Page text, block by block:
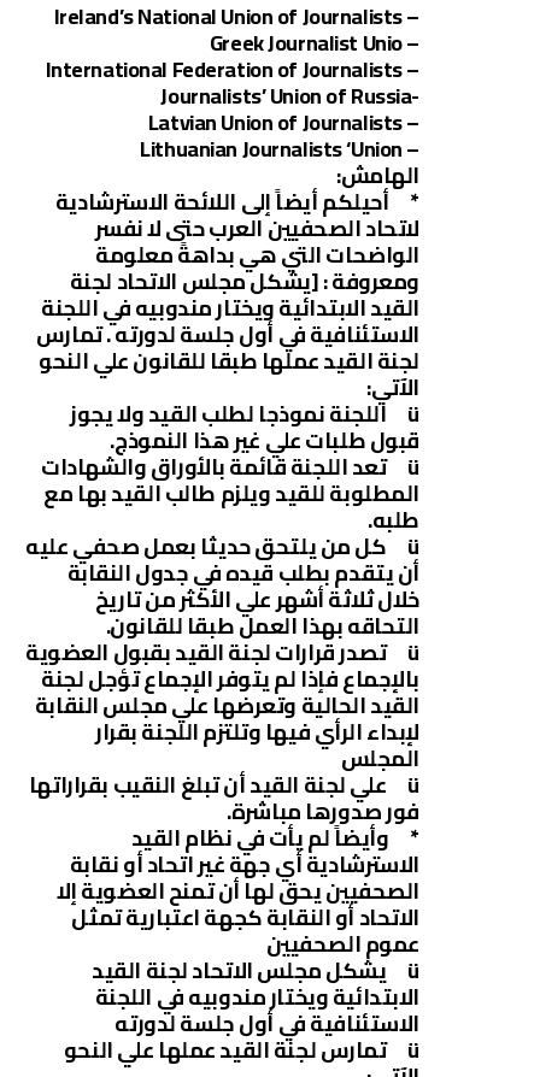
– Ireland’s National Union of Journalists
– Greek Journalist Unio
– International Federation of Journalists
-Journalists’ Union of Russia
– Latvian Union of Journalists
– Lithuanian Journalists ‘Union
الهامش:
* أحيلكم أيضاً إلى اللائحة الاسترشادية
لاتحاد الصحفيين العرب حتى لا نفسر
الواضحات التي هي بداهةً معلومة
ومعروفة : [يشكل مجلس الاتحاد لجنة
القيد الابتدائية ويختار مندوبيه في اللجنة
الاستئنافية في أول جلسة لدورته . تمارس
لجنة القيد عملها طبقا للقانون علي النحو
الآتي:
ü اللجنة نموذجا لطلب القيد ولا يجوز
قبول طلبات علي غير هذا النموذج.
ü تعد اللجنة قائمة بالأوراق والشهادات
المطلوبة للقيد ويلزم طالب القيد بها مع
طلبه.
ü كل من يلتحق حديثا بعمل صحفي عليه
أن يتقدم بطلب قيده في جدول النقابة
خلال ثلاثة أشهر علي الأكثر من تاريخ
التحاقه بهذا العمل طبقا للقانون.
ü تصدر قرارات لجنة القيد بقبول العضوية
بالإجماع فإذا لم يتوفر الإجماع تؤجل لجنة
القيد الحالية وتعرضها علي مجلس النقابة
لإبداء الرأي فيها وتلتزم اللجنة بقرار
المجلس
ü علي لجنة القيد أن تبلغ النقيب بقراراتها
فور صدورها مباشرة.
* وأيضاً لم يأت في نظام القيد
الاسترشادية أي جهة غير اتحاد أو نقابة
الصحفيين يحق لها أن تمنح العضوية إلا
الاتحاد أو النقابة كجهة اعتبارية تمثل
عموم الصحفيين
ü يشكل مجلس الاتحاد لجنة القيد
الابتدائية ويختار مندوبيه في اللجنة
الاستئنافية في أول جلسة لدورته
ü تمارس لجنة القيد عملها علي النحو